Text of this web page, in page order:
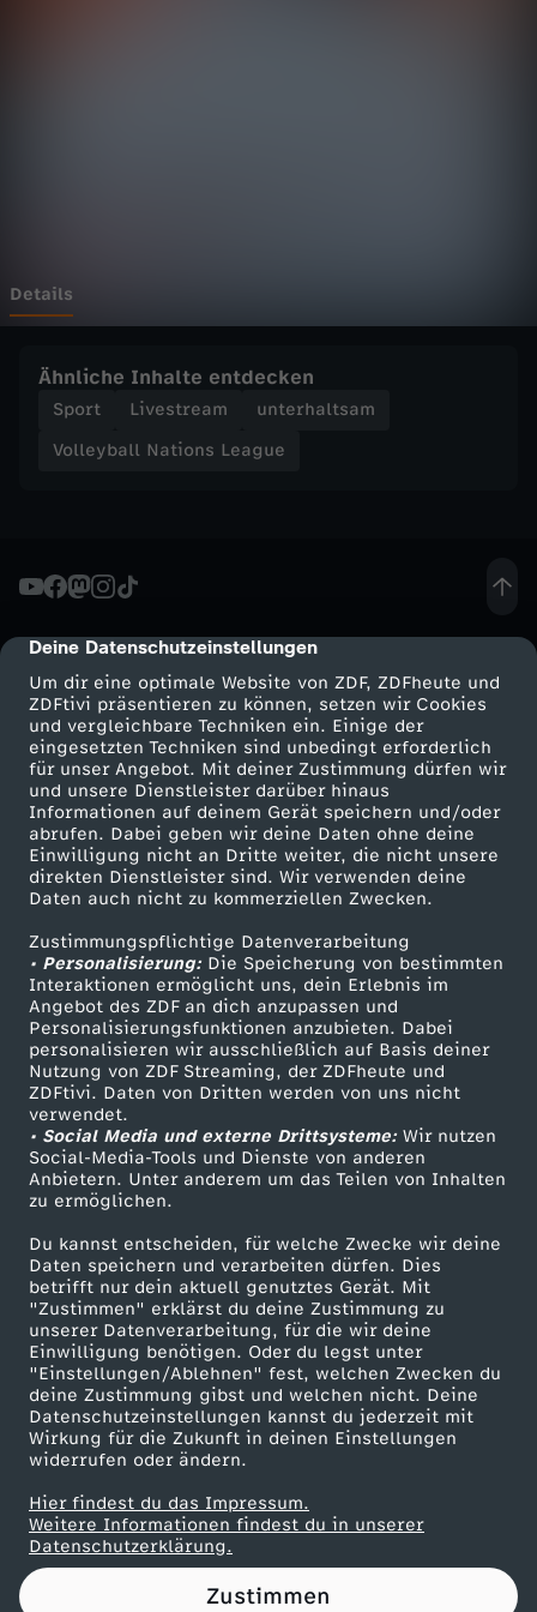
cmp-dialog-description
Deine Datenschutzeinstellungen
Um dir eine optimale Website von ZDF, ZDFheute und
ZDFtivi präsentieren zu können, setzen wir Cookies
und vergleichbare Techniken ein. Einige der
eingesetzten Techniken sind unbedingt erforderlich
für unser Angebot. Mit deiner Zustimmung dürfen wir
und unsere Dienstleister darüber hinaus
Informationen auf deinem Gerät speichern und/oder
abrufen. Dabei geben wir deine Daten ohne deine
Einwilligung nicht an Dritte weiter, die nicht unsere
direkten Dienstleister sind. Wir verwenden deine
Daten auch nicht zu kommerziellen Zwecken.
Zustimmungspflichtige Datenverarbeitung
• Personalisierung:Die Speicherung von bestimmten
Interaktionen ermöglicht uns, dein Erlebnis im
Angebot des ZDF an dich anzupassen und
Personalisierungsfunktionen anzubieten. Dabei
personalisieren wir ausschließlich auf Basis deiner
Nutzung von ZDF Streaming, der ZDFheute und
ZDFtivi. Daten von Dritten werden von uns nicht
verwendet.
• Social Media und externe Drittsysteme:Wir nutzen
Social-Media-Tools und Dienste von anderen
Anbietern. Unter anderem um das Teilen von Inhalten
zu ermöglichen.
Du kannst entscheiden, für welche Zwecke wir deine
Daten speichern und verarbeiten dürfen. Dies
betrifft nur dein aktuell genutztes Gerät. Mit
"Zustimmen" erklärst du deine Zustimmung zu
unserer Datenverarbeitung, für die wir deine
Einwilligung benötigen. Oder du legst unter
"Einstellungen/Ablehnen" fest, welchen Zwecken du
deine Zustimmung gibst und welchen nicht. Deine
Datenschutzeinstellungen kannst du jederzeit mit
Wirkung für die Zukunft in deinen Einstellungen
widerrufen oder ändern.
Hier findest du das Impressum.
Weitere Informationen findest du in unserer
Datenschutzerklärung.
Zustimmen
t
o
L
e
a
g
u
e
-
A
r
g
e
n
t
i
n
i
e
n
Details
Ähnliche Inhalte entdecken
Sport Livestream
unterhaltsam
Volleyball Nations League
Mehr ZDF
ZDF-Apps
Smart TV
ZDFtext
Livestreams
Sendungen A-Z
TV-Programm
Service
ZDFmitreden
Kontakt zum ZDF
Tickets
Zuschauerservice
Hilfe
ZDF Unternehmen
Karriere
ZDF goes Schule
Werbefernsehen
Mainzelmännchen
Partner